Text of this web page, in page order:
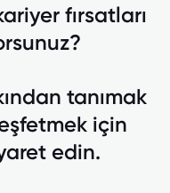
fırsatları
tanımak
için
edin.